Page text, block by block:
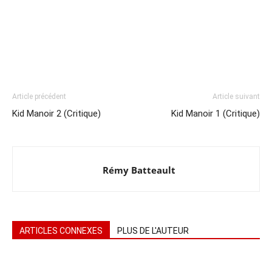
Article précédent
Kid Manoir 2 (Critique)
Article suivant
Kid Manoir 1 (Critique)
Rémy Batteault
ARTICLES CONNEXES PLUS DE L'AUTEUR